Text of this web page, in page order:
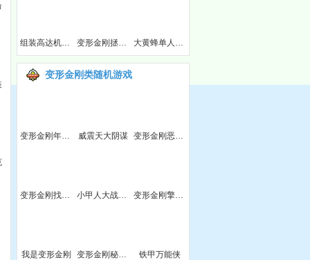
组装高达机器人 变形金刚拯救星球无敌版 大黄蜂单人作战
变形金刚类随机游戏
变形金刚年代大结局 威震天大阴谋 变形金刚恶魔猎手
变形金刚找字母 小甲人大战变形金刚 变形金刚擎天柱大战僵尸
我是变形金刚 变形金刚秘密潜入 铁甲万能侠